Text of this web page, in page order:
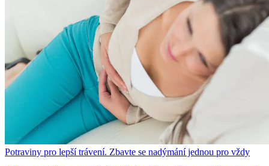
Potraviny pro lepší trávení. Zbavte se nadýmání jednou pro vždy